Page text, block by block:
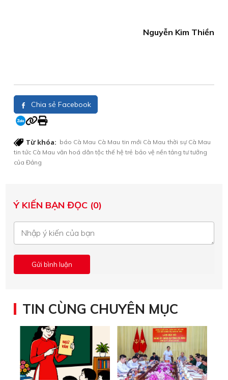
Nguyễn Kim Thiền
Chia sẻ Facebook
Từ khóa: báo Cà Mau Cà Mau tin mới Cà Mau thời sự Cà Mau
tin tức Cà Mau văn hoá dân tộc thế hệ trẻ bảo vệ nền tảng tư tưởng
của Đảng
Ý KIẾN BẠN ĐỌC (0)
TIN CÙNG CHUYÊN MỤC